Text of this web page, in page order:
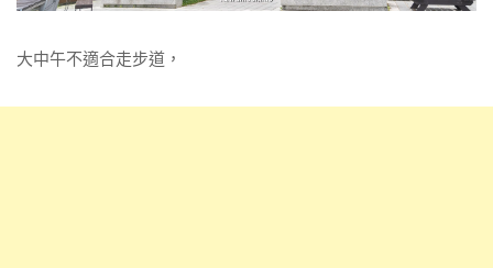
大中午不適合走步道，